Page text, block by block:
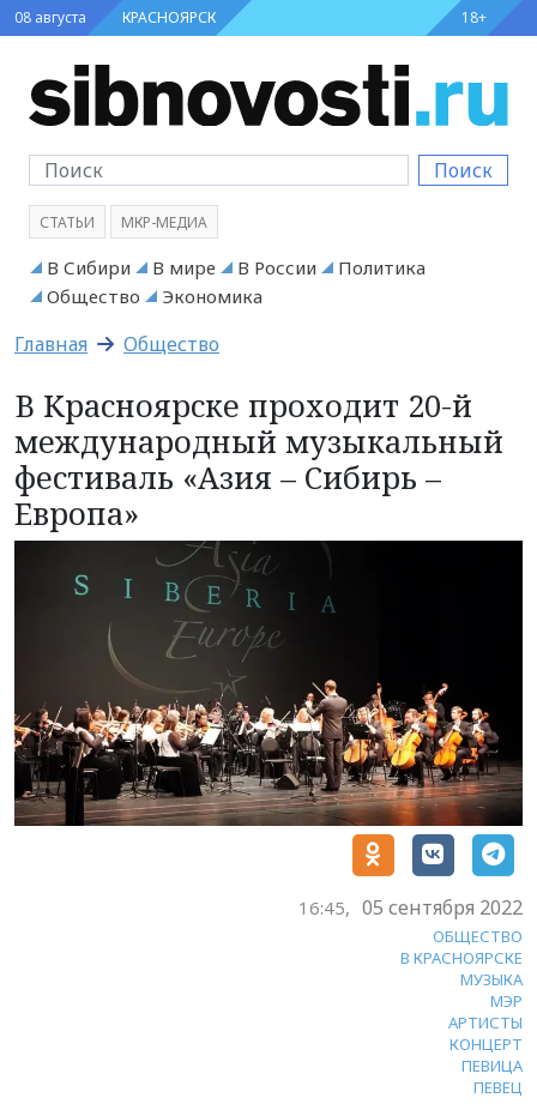
08 августа КРАСНОЯРСК 18+
Поиск
СТАТЬИ МКР-МЕДИА
В Сибири В мире В России
Политика
Общество
Экономика
Главная Общество
В Красноярске проходит 20-й
международный музыкальный
фестиваль «Азия – Сибирь –
Европа»
16:45, 05 сентября 2022
ОБЩЕСТВО
В КРАСНОЯРСКЕ
МУЗЫКА
МЭР
АРТИСТЫ
КОНЦЕРТ
ПЕВИЦА
ПЕВЕЦ